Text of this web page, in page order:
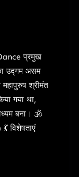
प्रमुख
उद्गम असम
श्रीमंत
गया था,
बना। 🕉️
विशेषताएं